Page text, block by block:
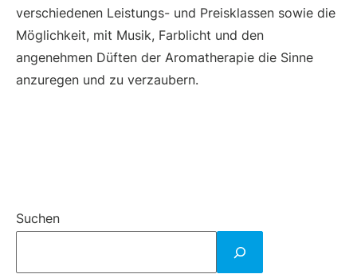
verschiedenen Leistungs- und Preisklassen sowie die
Möglichkeit, mit Musik, Farblicht und den
angenehmen Düften der Aromatherapie die Sinne
anzuregen und zu verzaubern.
Suchen